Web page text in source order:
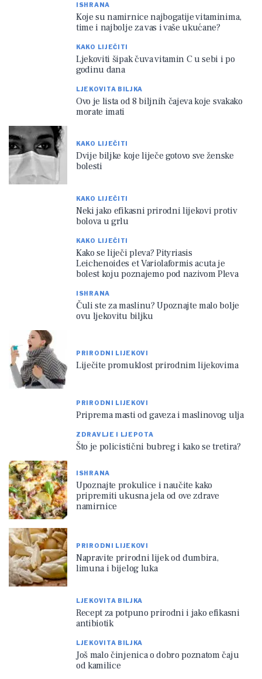
ISHRANA
Koje su namirnice najbogatije vitaminima,
time i najbolje za vas i vaše ukućane?
KAKO LIJEČITI
Ljekoviti šipak čuva vitamin C u sebi i po
godinu dana
LJEKOVITA BILJKA
Ovo je lista od 8 biljnih čajeva koje svakako
morate imati
KAKO LIJEČITI
Dvije biljke koje liječe gotovo sve ženske
bolesti
KAKO LIJEČITI
Neki jako efikasni prirodni lijekovi protiv
bolova u grlu
KAKO LIJEČITI
Kako se liječi pleva? Pityriasis
Leichenoides et Variolaformis acuta je
bolest koju poznajemo pod nazivom Pleva
ISHRANA
Čuli ste za maslinu? Upoznajte malo bolje
ovu ljekovitu biljku
PRIRODNI LIJEKOVI
Liječite promuklost prirodnim lijekovima
PRIRODNI LIJEKOVI
Priprema masti od gaveza i maslinovog ulja
ZDRAVLJE I LJEPOTA
Što je policistični bubreg i kako se tretira?
ISHRANA
Upoznajte prokulice i naučite kako
pripremiti ukusna jela od ove zdrave
namirnice
PRIRODNI LIJEKOVI
Napravite prirodni lijek od đumbira,
limuna i bijelog luka
LJEKOVITA BILJKA
Recept za potpuno prirodni i jako efikasni
antibiotik
LJEKOVITA BILJKA
Još malo činjenica o dobro poznatom čaju
od kamilice